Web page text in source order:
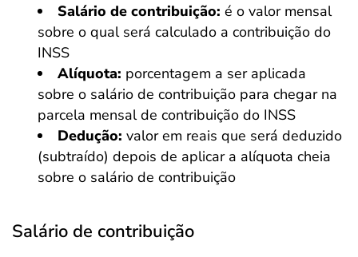
Salário de contribuição: é o valor mensal
sobre o qual será calculado a contribuição do
INSS
Alíquota: porcentagem a ser aplicada
sobre o salário de contribuição para chegar na
parcela mensal de contribuição do INSS
Dedução: valor em reais que será deduzido
(subtraído) depois de aplicar a alíquota cheia
sobre o salário de contribuição
Salário de contribuição